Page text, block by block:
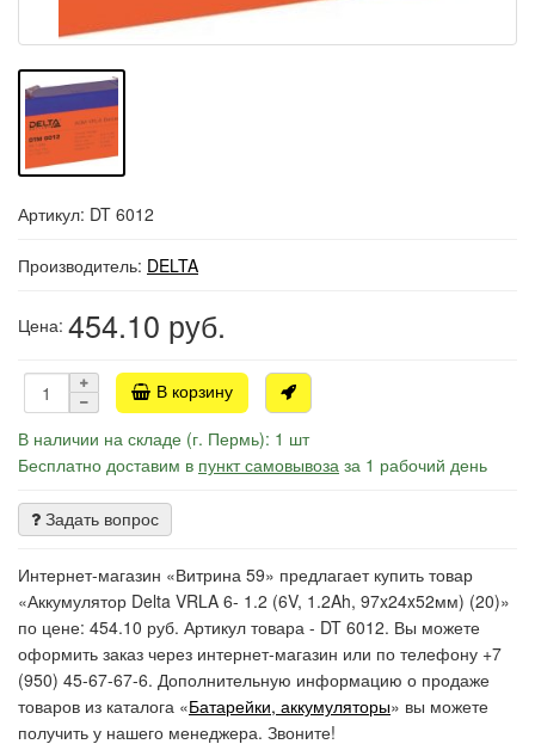
Артикул: DT 6012
Производитель: DELTA
Цена: 454.10 руб.
В корзину
В наличии на складе (г. Пермь): 1 шт
Бесплатно доставим в пункт самовывоза за 1 рабочий день
Задать вопрос
Интернет-магазин «Витрина 59» предлагает купить товар
«Аккумулятор Delta VRLA 6- 1.2 (6V, 1.2Ah, 97x24x52мм) (20)»
по цене: 454.10 руб. Артикул товара - DT 6012. Вы можете
оформить заказ через интернет-магазин или по телефону +7
(950) 45-67-67-6. Дополнительную информацию о продаже
товаров из каталога «Батарейки, аккумуляторы» вы можете
получить у нашего менеджера. Звоните!